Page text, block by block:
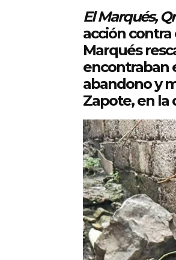
El Marqués,
acción
Marqués
encontraban
abandono y
Zapote, en la